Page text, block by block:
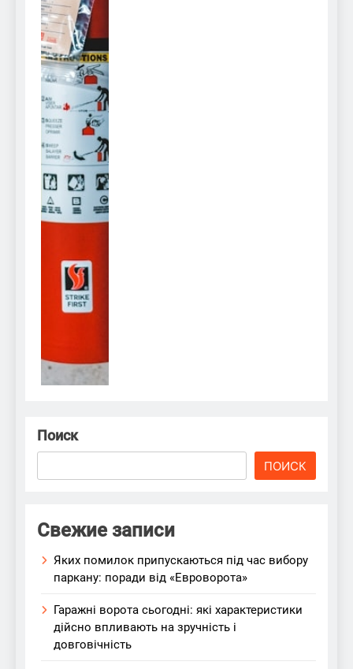
Поиск
ПОИСК
Свежие записи
Яких помилок припускаються під час вибору
паркану: поради від «Евроворота»
Гаражні ворота сьогодні: які характеристики
дійсно впливають на зручність і
довговічність